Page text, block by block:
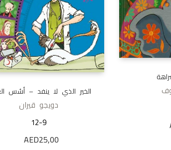
الخير الذي لا ينفد – أسُس
دويجو قيران
12-9
AED25,00